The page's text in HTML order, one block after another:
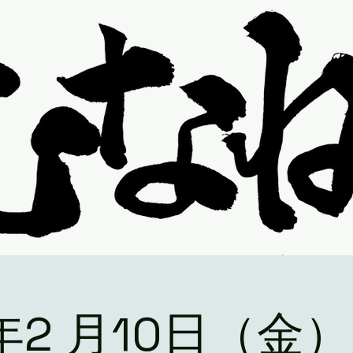
月10日（金